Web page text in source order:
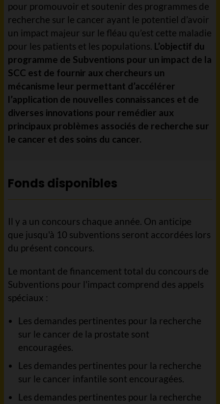
pour promouvoir et soutenir des programmes de
recherche sur le cancer ayant le potentiel d’avoir
un impact majeur sur le fléau qu’est cette maladie
pour les patients et les populations. L’objectif du
programme de Subventions pour un impact de la
SCC est de fournir aux chercheurs un
mécanisme leur permettant d’accélérer
l’application de nouvelles connaissances et de
diverses innovations pour remédier aux
principaux problèmes associés de recherche sur
le cancer et des soins du cancer.
Fonds disponibles
Il y a un concours chaque année. On anticipe
que jusqu'à 10 subventions seront accordées lors
du présent concours.
Le montant de financement total du concours de
Subventions pour l'impact comprend des appels
spéciaux :
Les demandes pertinentes pour la recherche
sur le cancer de la prostate sont
encouragées.
Les demandes pertinentes pour la recherche
sur le cancer infantile sont encouragées.
Les demandes pertinentes pour la recherche